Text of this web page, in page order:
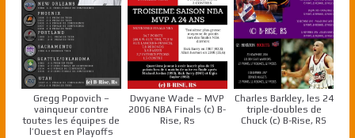
Gregg Popovich –
vainqueur contre
toutes les équipes de
l’Ouest en Playoffs
Dwyane Wade – MVP
2006 NBA Finals (c) B-
Rise, Rs
Charles Barkley, les 24
triple-doubles de
Chuck (c) B-Rise, RS